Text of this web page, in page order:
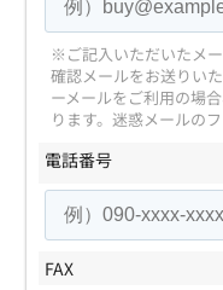
※ご記入いただいたメ
確認メールをお送りいた
ーメールをご利用の場
ります。迷惑メールの
電話番号
FAX